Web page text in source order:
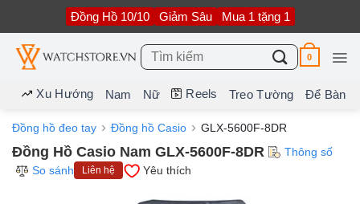
nội
dung
Đồng Hồ 10/10 Giảm Sâu Mua 1 tặng 1
Tìm
kiếm:
0
Xu Hướng Nam Nữ Reels Treo Tường Để Bàn
Đồng hồ đeo tay Đồng hồ Casio GLX-5600F-8DR
Đồng Hồ Casio Nam GLX-5600F-8DR
Thông số
So sánh
Liên hệ Yêu thích